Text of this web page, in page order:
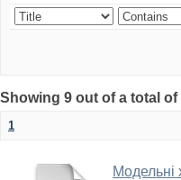
Showing 9 out of a total
1
Модельні